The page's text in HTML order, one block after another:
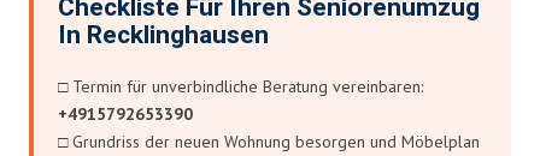
Checkliste Für Ihren Seniorenumzug
In Recklinghausen
□ Termin für unverbindliche Beratung vereinbaren:
+4915792653390
□ Grundriss der neuen Wohnung besorgen und Möbelplan